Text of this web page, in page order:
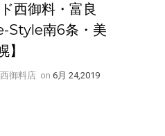
西御料・富良
Style南6条・美
】
御料店 on 6月 24,2019